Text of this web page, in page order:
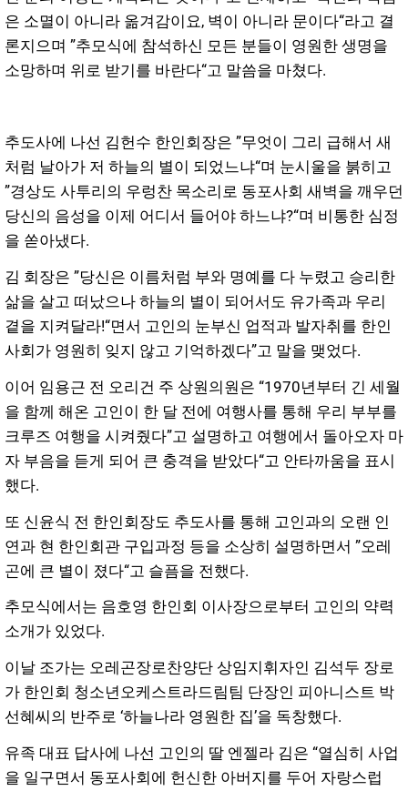
은 소멸이 아니라 옮겨감이요, 벽이 아니라 문이다“라고 결
론지으며 ”추모식에 참석하신 모든 분들이 영원한 생명을
소망하며 위로 받기를 바란다“고 말씀을 마쳤다.
추도사에 나선 김헌수 한인회장은 ”무엇이 그리 급해서 새
처럼 날아가 저 하늘의 별이 되었느냐“며 눈시울을 붉히고
”경상도 사투리의 우렁찬 목소리로 동포사회 새벽을 깨우던
당신의 음성을 이제 어디서 들어야 하느냐?“며 비통한 심정
을 쏟아냈다.
김 회장은 ”당신은 이름처럼 부와 명예를 다 누렸고 승리한
삶을 살고 떠났으나 하늘의 별이 되어서도 유가족과 우리
곁을 지켜달라!“면서 고인의 눈부신 업적과 발자취를 한인
사회가 영원히 잊지 않고 기억하겠다”고 말을 맺었다.
이어 임용근 전 오리건 주 상원의원은 “1970년부터 긴 세월
을 함께 해온 고인이 한 달 전에 여행사를 통해 우리 부부를
크루즈 여행을 시켜줬다”고 설명하고 여행에서 돌아오자 마
자 부음을 듣게 되어 큰 충격을 받았다“고 안타까움을 표시
했다.
또 신윤식 전 한인회장도 추도사를 통해 고인과의 오랜 인
연과 현 한인회관 구입과정 등을 소상히 설명하면서 ”오레
곤에 큰 별이 졌다“고 슬픔을 전했다.
추모식에서는 음호영 한인회 이사장으로부터 고인의 약력
소개가 있었다.
이날 조가는 오레곤장로찬양단 상임지휘자인 김석두 장로
가 한인회 청소년오케스트라드림팀 단장인 피아니스트 박
선혜씨의 반주로 ‘하늘나라 영원한 집’을 독창했다.
유족 대표 답사에 나선 고인의 딸 엔젤라 김은 “열심히 사업
을 일구면서 동포사회에 헌신한 아버지를 두어 자랑스럽